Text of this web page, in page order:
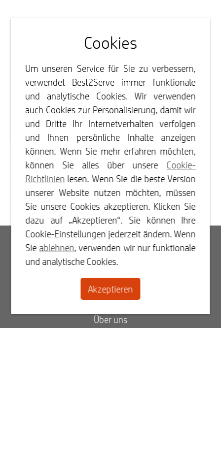
Log In
Kontakt
Über uns
Cookies
Um unseren Service für Sie zu verbessern,
verwendet Best2Serve immer funktionale
und analytische Cookies. Wir verwenden
auch Cookies zur Personalisierung, damit wir
und Dritte Ihr Internetverhalten verfolgen
und Ihnen persönliche Inhalte anzeigen
können. Wenn Sie mehr erfahren möchten,
können Sie alles über unsere Cookie-
Richtlinien lesen. Wenn Sie die beste Version
unserer Website nutzen möchten, müssen
Sie unsere Cookies akzeptieren. Klicken Sie
dazu auf „Akzeptieren“. Sie können Ihre
Cookie-Einstellungen jederzeit ändern. Wenn
Sie ablehnen, verwenden wir nur funktionale
und analytische Cookies.
Akzeptieren